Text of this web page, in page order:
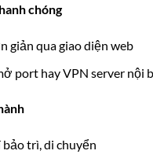
chóng
giản qua giao diện web
port hay VPN server nội
trì, di chuyển